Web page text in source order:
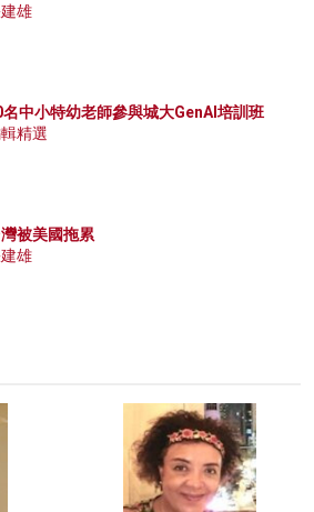
雄
名中小特幼老師參與城大GenAI培訓班
精選
被美國拖累
雄